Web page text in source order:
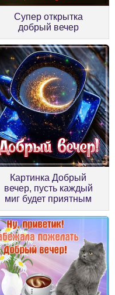
Супер открытка
добрый вечер
Картинка Добрый
вечер, пусть каждый
миг будет приятным